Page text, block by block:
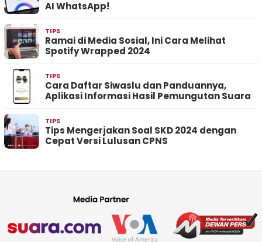
AI WhatsApp!
TIPS
Ramai di Media Sosial, Ini Cara Melihat
Spotify Wrapped 2024
TIPS
Cara Daftar Siwaslu dan Panduannya,
Aplikasi Informasi Hasil Pemungutan Suara
TIPS
Tips Mengerjakan Soal SKD 2024 dengan
Cepat Versi Lulusan CPNS